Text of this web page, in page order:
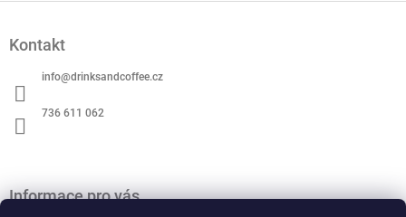
Kontakt
info@drinksandcoffee.cz
736 611 062
Informace pro vás